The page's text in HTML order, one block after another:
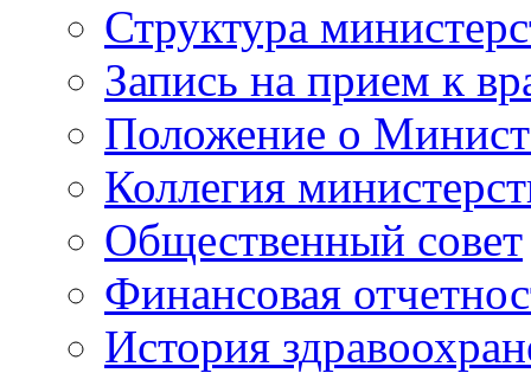
Структура
Запись на прием к
Положение о
Коллегия
Общественный совет
Финансовая
История